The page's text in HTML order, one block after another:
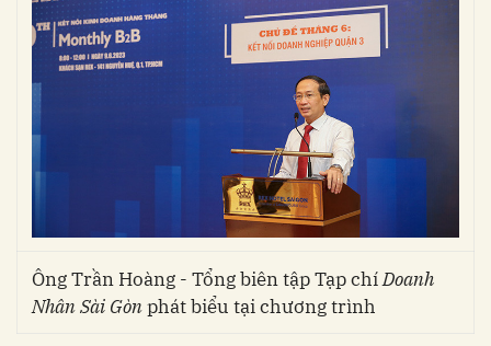
Ông Trần Hoàng - Tổng biên tập Tạp chíDoanh
Nhân Sài Gònphát biểu tại chương trình